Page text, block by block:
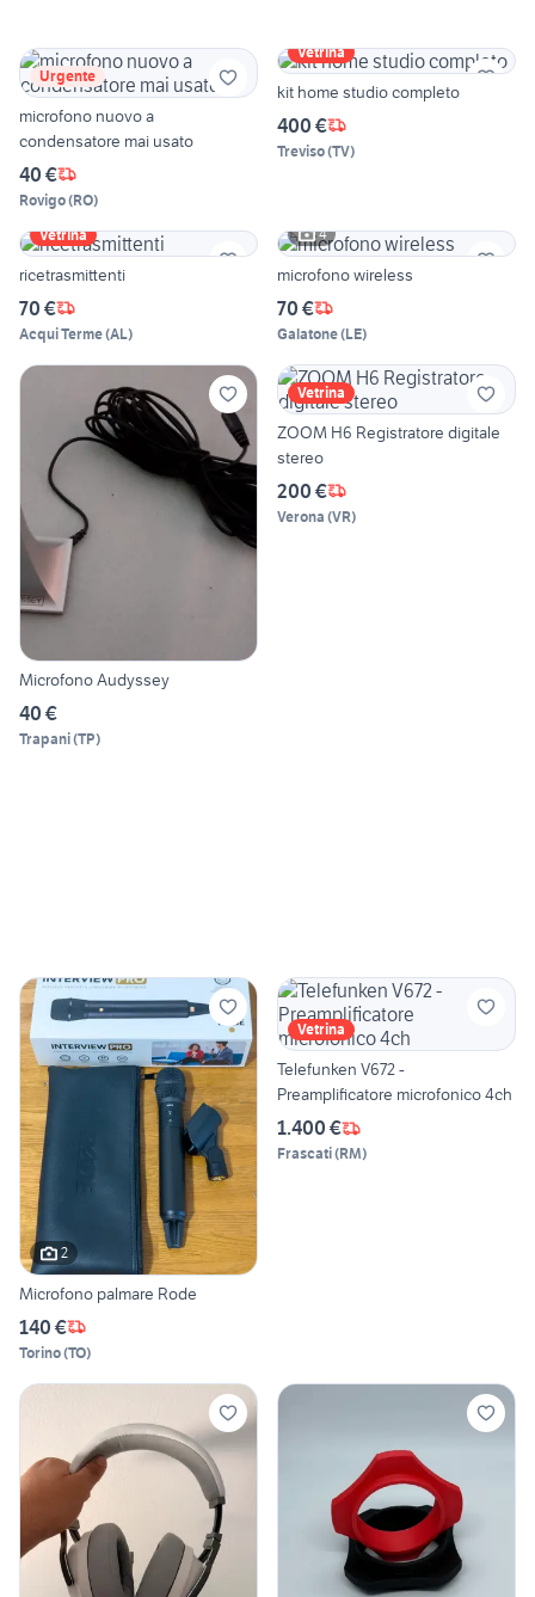
Urgente
microfono nuovo a
condensatore mai usato
40 €
Rovigo(RO)
Vetrina
kit home studio completo
400 €
Treviso(TV)
Vetrina
ricetrasmittenti
70 €
Acqui Terme(AL)
4
microfono wireless
70 €
Galatone(LE)
Microfono Audyssey
40 €
Trapani(TP)
Vetrina
ZOOM H6 Registratore digitale
stereo
200 €
Verona (VR)
2
Microfono palmare Rode
140 €
Torino(TO)
Vetrina
Telefunken V672 -
Preamplificatore microfonico 4ch
1.400 €
Frascati(RM)